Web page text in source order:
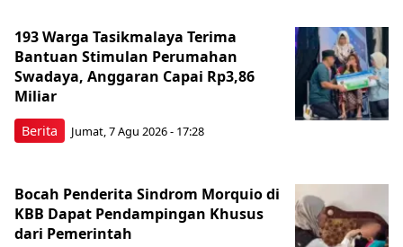
Berita
193 Warga Tasikmalaya Terima
Bantuan Stimulan Perumahan
Swadaya, Anggaran Capai Rp3,86
Miliar
Jumat, 7 Agu 2026 - 17:28
Bocah Penderita Sindrom Morquio di
KBB Dapat Pendampingan Khusus
dari Pemerintah